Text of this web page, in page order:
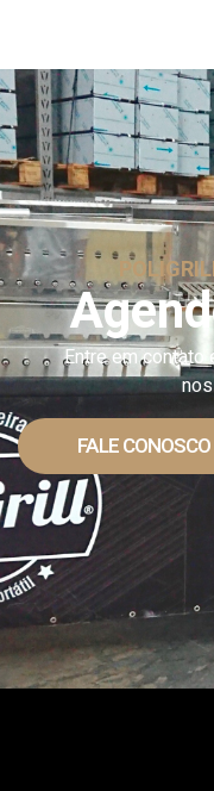
Entre em contato
FALE CONOSCO